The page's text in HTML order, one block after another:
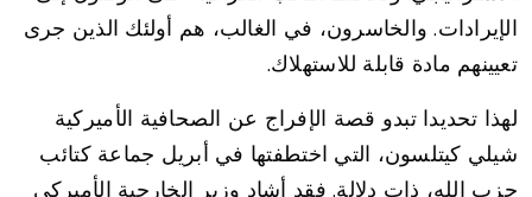
الإيرادات. والخاسرون، في الغالب، هم أولئك الذين جرى
تعيينهم مادة قابلة للاستهلاك.
لهذا تحديدا تبدو قصة الإفراج عن الصحافية الأميركية
شيلي كيتلسون، التي اختطفتها في أبريل جماعة كتائب
حزب الله، ذات دلالة. فقد أشاد وزير الخارجية الأميركي